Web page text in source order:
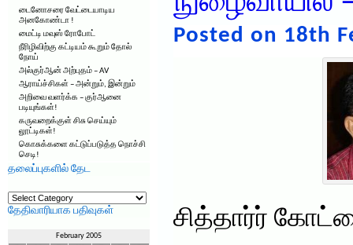
டைனோசரை வேட்டையாடிய
அனகோண்டா !
மைட்டி மவுஸ் ரோபோட்
நீரிழிவிற்கு கட்டியம் கூறும் தோல்
நோய்
அல்குர்ஆன் அற்புதம் – AV
ஆராய்ச்சிகள் – அன்றும், இன்றும்
அறிவை வளர்க்க – குர்ஆனை
படியுங்கள்!
கருவறைக்குள் சிசு செய்யும்
லூட்டிகள்!
கொசுக்களை கட்டுப்படுத்த நொச்சி
செடி!
தலைப்புகளில் தேட
தலைப்புகளில்
தேட
தேதிவாரியாக பதிவுகள்
February 2005
Posted on 18th
சித்தார்ர்